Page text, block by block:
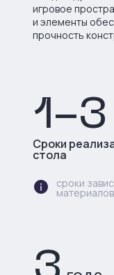
игровое
и элементы
прочность
1-3
Сроки
стола
сроки